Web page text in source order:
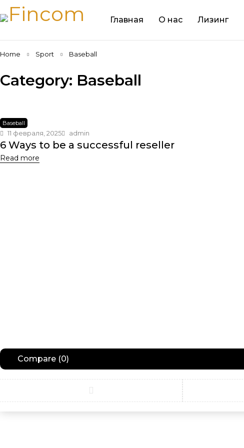
Главная О нас Лизинг
Home Sport Baseball
Category: Baseball
Baseball
11 февраля, 2025 admin
6 Ways to be a successful reseller
Read more
Compare (0)